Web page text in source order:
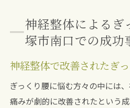
神経整体によるぎ
塚市南口での成功
神経整体で改善されたぎ
ぎっくり腰に悩む方々の中には
痛みが劇的に改善されたという